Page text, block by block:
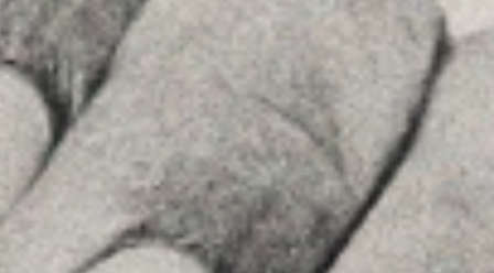
See on GoogleMaps
Príncipe de Vergara, 108 , 5ª planta
28002 , Madrid
+34 915759925
See on GoogleMaps